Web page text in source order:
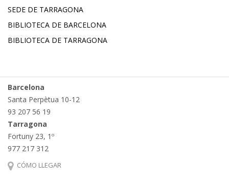
SEDE DE TARRAGONA
BIBLIOTECA DE BARCELONA
BIBLIOTECA DE TARRAGONA
Barcelona
Santa Perpètua 10-12
93 207 56 19
Tarragona
Fortuny 23, 1º
977 217 312
CÓMO LLEGAR